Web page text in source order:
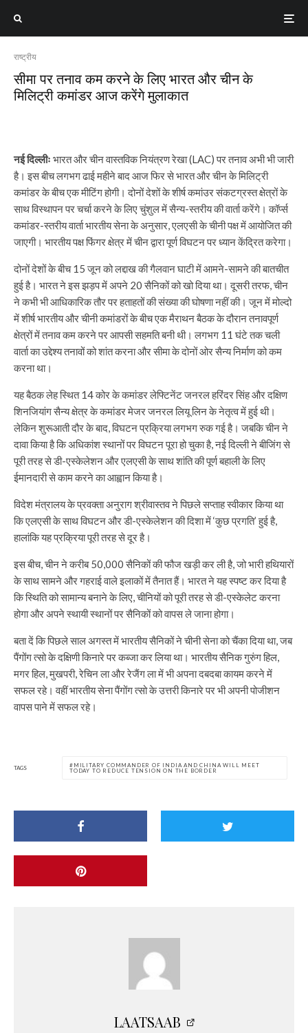
राष्ट्रीय
सीमा पर तनाव कम करने के लिए भारत और चीन के
मिलिट्री कमांडर आज करेंगे मुलाकात
नई दिल्लीः भारत और चीन वास्तविक नियंत्रण रेखा (LAC) पर तनाव अभी भी जारी
है। इस बीच लगभग ढाई महीने बाद आज फिर से भारत और चीन के मिलिट्री
कमांडर के बीच एक मीटिंग होगी। दोनों देशों के शीर्ष कमांउर संकटग्रस्त क्षेत्रों के
साथ विस्थापन पर चर्चा करने के लिए चुंशुल में सैन्य-स्तरीय की वार्ता करेंगे। कॉर्प्स
कमांडर-स्तरीय वार्ता भारतीय सेना के अनुसार, एलएसी के चीनी पक्ष में आयोजित की
जाएगी। भारतीय पक्ष फिंगर क्षेत्र में चीन द्वारा पूर्ण विघटन पर ध्यान केंद्रित करेगा।
दोनों देशों के बीच 15 जून को लद्दाख की गैलवान घाटी में आमने-सामने की बातचीत
हुई है। भारत ने इस झड़प में अपने 20 सैनिकों को खो दिया था। दूसरी तरफ, चीन
ने कभी भी आधिकारिक तौर पर हताहतों की संख्या की घोषणा नहीं की। जून में मोल्दो
में शीर्ष भारतीय और चीनी कमांडरों के बीच एक मैराथन बैठक के दौरान तनावपूर्ण
क्षेत्रों में तनाव कम करने पर आपसी सहमति बनी थी। लगभग 11 घंटे तक चली
वार्ता का उद्देश्य तनावों को शांत करना और सीमा के दोनों ओर सैन्य निर्माण को कम
करना था।
यह बैठक लेह स्थित 14 कोर के कमांडर लेफ्टिनेंट जनरल हरिंदर सिंह और दक्षिण
शिनजियांग सैन्य क्षेत्र के कमांडर मेजर जनरल लियू लिन के नेतृत्व में हुई थी।
लेकिन शुरूआती दौर के बाद, विघटन प्रक्रिया लगभग रुक गई है। जबकि चीन ने
दावा किया है कि अधिकांश स्थानों पर विघटन पूरा हो चुका है, नई दिल्ली ने बीजिंग से
पूरी तरह से डी-एस्केलेशन और एलएसी के साथ शांति की पूर्ण बहाली के लिए
ईमानदारी से काम करने का आह्वान किया है।
विदेश मंत्रालय के प्रवक्ता अनुराग श्रीवास्तव ने पिछले सप्ताह स्वीकार किया था
कि एलएसी के साथ विघटन और डी-एस्केलेशन की दिशा में ‘कुछ प्रगति’ हुई है,
हालांकि यह प्रक्रिया पूरी तरह से दूर है।
इस बीच, चीन ने करीब 50,000 सैनिकों की फौज खड़ी कर ली है, जो भारी हथियारों
के साथ सामने और गहराई वाले इलाकों में तैनात हैं। भारत ने यह स्पष्ट कर दिया है
कि स्थिति को सामान्य बनाने के लिए, चीनियों को पूरी तरह से डी-एस्केलेट करना
होगा और अपने स्थायी स्थानों पर सैनिकों को वापस ले जाना होगा।
बता दें कि पिछले साल अगस्त में भारतीय सैनिकों ने चीनी सेना को चैंका दिया था, जब
पैंगोंग त्सो के दक्षिणी किनारे पर कब्जा कर लिया था। भारतीय सैनिक गुरुंग हिल,
मगर हिल, मुखपरी, रेचिन ला और रेजैंग ला में भी अपना दबदबा कायम करने में
सफल रहे। वहीं भारतीय सेना पैंगोंग त्सो के उत्तरी किनारे पर भी अपनी पोजीशन
वापस पाने में सफल रहे।
TAGS
MILITARY COMMANDER OF INDIA AND CHINA WILL MEET
TODAY TO REDUCE TENSION ON THE BORDER
LAATSAAB